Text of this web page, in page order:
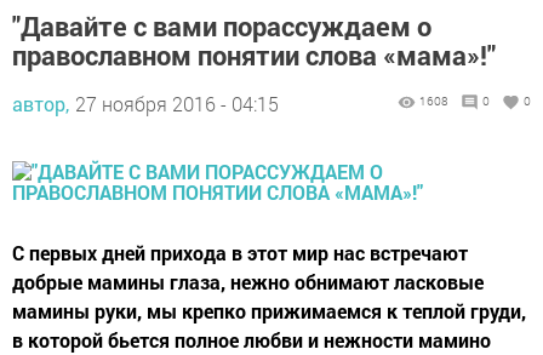
"Давайте с вами порассуждаем о
православном понятии слова «мама»!"
автор, 27 ноября 2016 - 04:15 1608 0 0
С первых дней прихода в этот мир нас встречают
добрые мамины глаза, нежно обнимают ласковые
мамины руки, мы крепко прижимаемся к теплой груди,
в которой бьется полное любви и нежности мамино